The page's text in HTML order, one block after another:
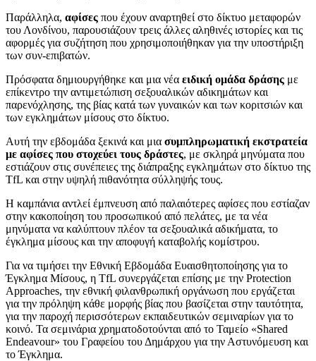
Παράλληλα, αφίσες που έχουν αναρτηθεί στο δίκτυο μεταφορών
του Λονδίνου, παρουσιάζουν τρεις άλλες αληθινές ιστορίες και τις
αφορμές για συζήτηση που χρησιμοποιήθηκαν για την υποστήριξη
των συν-επιβατών.
Πρόσφατα δημιουργήθηκε και μια νέα ειδική ομάδα δράσης με
επίκεντρο την αντιμετώπιση σεξουαλικών αδικημάτων και
παρενόχλησης, της βίας κατά των γυναικών και των κοριτσιών και
των εγκλημάτων μίσους στο δίκτυο.
Αυτή την εβδομάδα ξεκινά και μια συμπληρωματική εκστρατεία
με αφίσες που στοχεύει τους δράστες, με σκληρά μηνύματα που
εστιάζουν στις συνέπειες της διάπραξης εγκλημάτων στο δίκτυο της
TfL και στην υψηλή πιθανότητα σύλληψής τους.
Η καμπάνια αντλεί έμπνευση από παλαιότερες αφίσες που εστίαζαν
στην κακοποίηση του προσωπικού από πελάτες, με τα νέα
μηνύματα να καλύπτουν πλέον τα σεξουαλικά αδικήματα, το
έγκλημα μίσους και την αποφυγή καταβολής κομίστρου.
Για να τιμήσει την Εθνική Εβδομάδα Ευαισθητοποίησης για το
Έγκλημα Μίσους, η TfL συνεργάζεται επίσης με την Protection
Approaches, την εθνική φιλανθρωπική οργάνωση που εργάζεται
για την πρόληψη κάθε μορφής βίας που βασίζεται στην ταυτότητα,
για την παροχή περισσότερων εκπαιδευτικών σεμιναρίων για το
κοινό. Τα σεμινάρια χρηματοδοτούνται από το Ταμείο «Shared
Endeavour» του Γραφείου του Δημάρχου για την Αστυνόμευση και
το Έγκλημα.